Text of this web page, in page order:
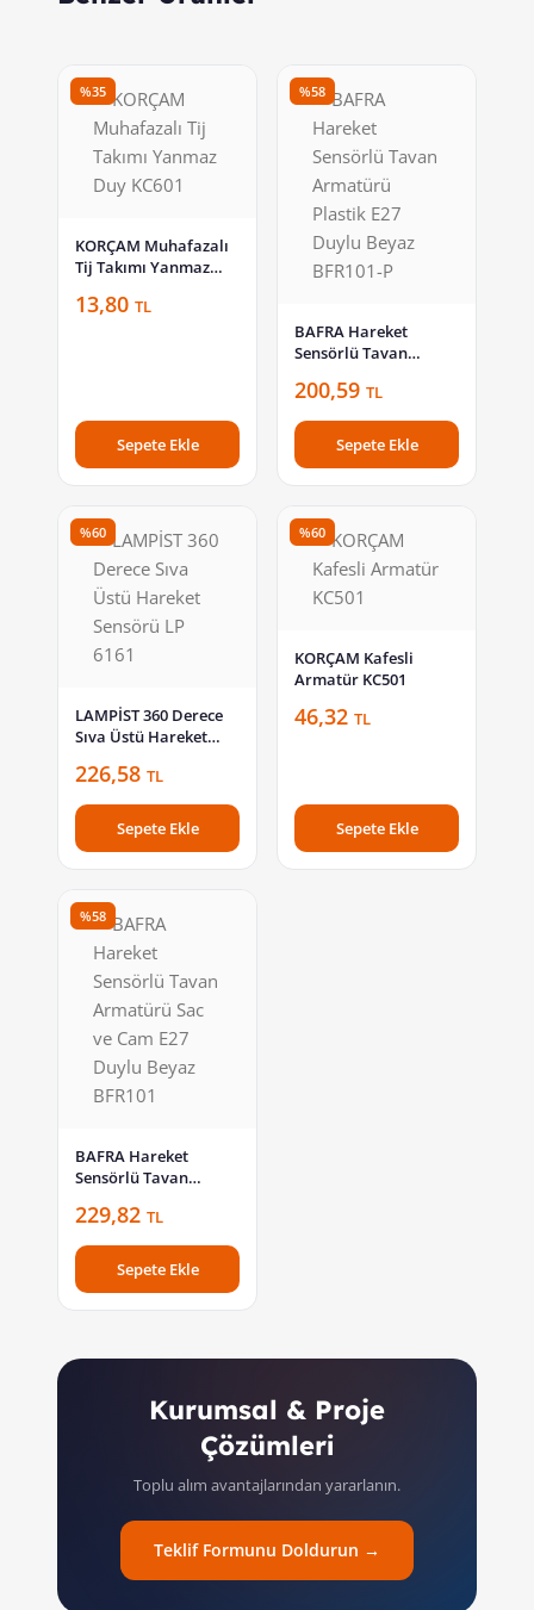
%35
KORÇAM Muhafazalı
Tij Takımı Yanmaz
13,80 TL
Sepete Ekle
%58
BAFRA Hareket
Sensörlü Tavan
Duylu Beyaz BFR101-P
200,59 TL
Sepete Ekle
%60
LAMPİST 360 Derece
Sıva Üstü Hareket
226,58 TL
Sepete Ekle
%60
KORÇAM Kafesli
Armatür KC501
46,32 TL
Sepete Ekle
%58
BAFRA Hareket
Sensörlü Tavan
E27 Duylu Beyaz
BFR101
229,82 TL
Sepete Ekle
Kurumsal & Proje
Çözümleri
Toplu alım avantajlarından yararlanın.
Teklif Formunu Doldurun →